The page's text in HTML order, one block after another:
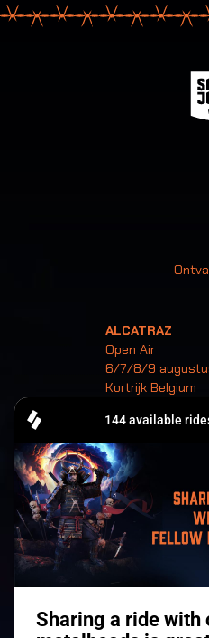
ALCATRAZ
Open Air
6/7/8/9
Kortrijk Belgium
Tickets